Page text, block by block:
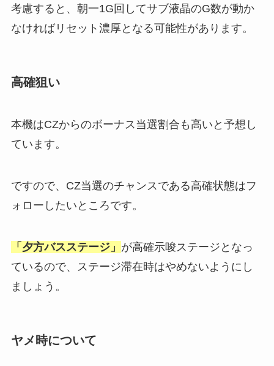
考慮すると、朝一1G回してサブ液晶のG数が動か
なければリセット濃厚となる可能性があります。
高確狙い
本機はCZからのボーナス当選割合も高いと予想し
ています。
ですので、CZ当選のチャンスである高確状態はフ
ォローしたいところです。
「夕方バスステージ」 が高確示唆ステージとなっ
ているので、ステージ滞在時はやめないようにし
ましょう。
ヤメ時について